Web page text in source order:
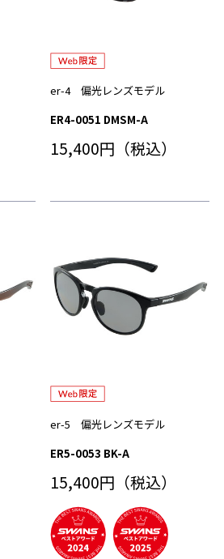
er-4 偏光レンズモデル
ER4-0051 DMSM-A
15,400円（税込）
er-5 偏光レンズモデル
ER5-0053 BK-A
15,400円（税込）